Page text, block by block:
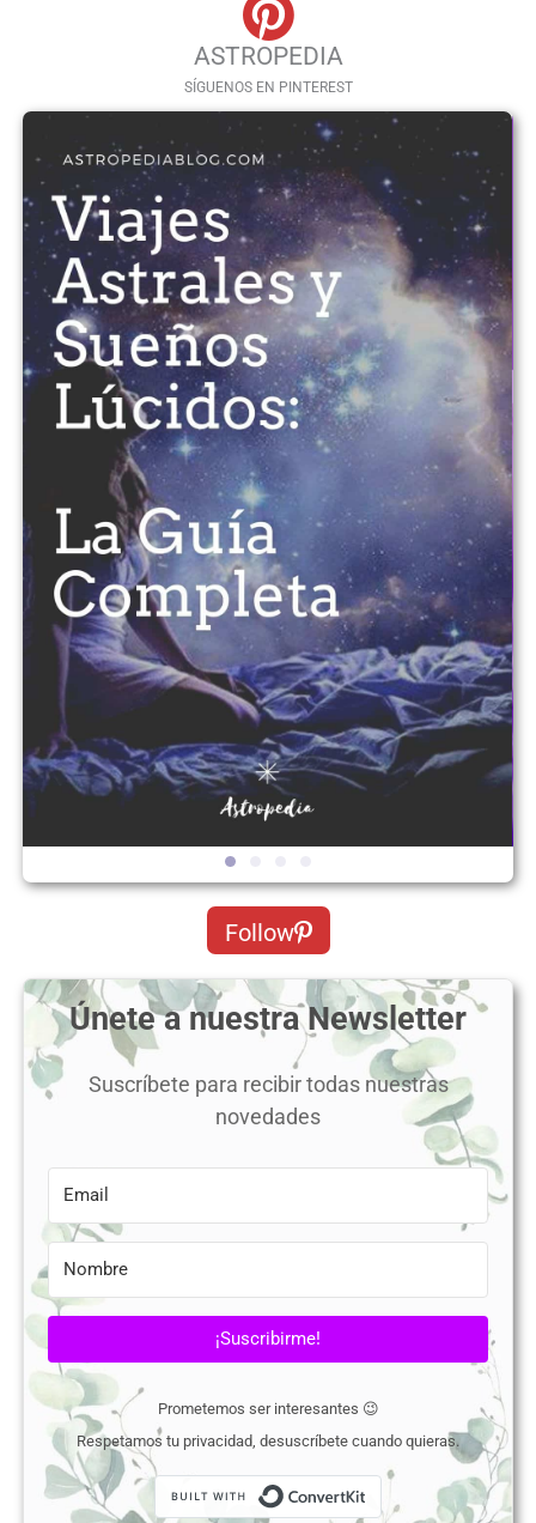
ASTROPEDIA
SÍGUENOS EN PINTEREST
Follow
Únete a nuestra Newsletter
Suscríbete para recibir todas nuestras
novedades
¡Suscribirme!
Prometemos ser interesantes 😉
Respetamos tu privacidad, desuscríbete cuando quieras.
Built with